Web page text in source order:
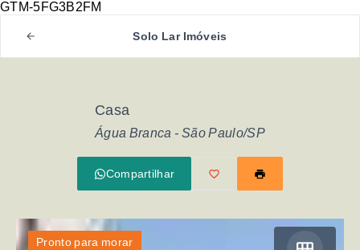
GTM-5FG3B2FM
Solo Lar Imóveis
Casa
Água Branca - São Paulo/SP
Compartilhar
Pronto para morar